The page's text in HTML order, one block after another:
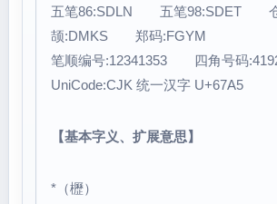
五笔86:SDLN 五笔98:SDET
颉:DMKS 郑码:FGYM
笔顺编号:12341353 四角号码
UniCode:CJK 统一汉字 U+67A5
【基本字义、扩展意思】
*（櫪）